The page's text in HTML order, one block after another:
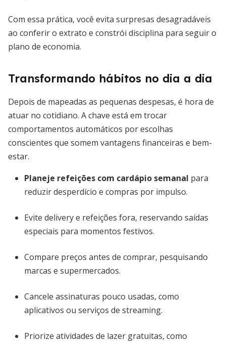
Com essa prática, você evita surpresas desagradáveis
ao conferir o extrato e constrói disciplina para seguir o
plano de economia.
Transformando hábitos no dia a dia
Depois de mapeadas as pequenas despesas, é hora de
atuar no cotidiano. A chave está em trocar
comportamentos automáticos por escolhas
conscientes que somem vantagens financeiras e bem-
estar.
Planeje refeições com cardápio semanal para
reduzir desperdício e compras por impulso.
Evite delivery e refeições fora, reservando saídas
especiais para momentos festivos.
Compare preços antes de comprar, pesquisando
marcas e supermercados.
Cancele assinaturas pouco usadas, como
aplicativos ou serviços de streaming.
Priorize atividades de lazer gratuitas, como